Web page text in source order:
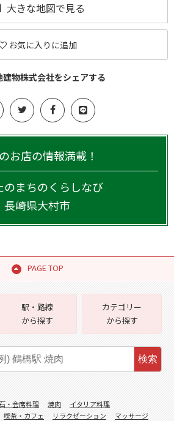
大きな地図で見る
お気に入りに追加
建物株式会社をシェアする
お店の情報満載！
のまちのくらしなび
長崎県大村市
PAGE TOP
駅・路線
から探す
カテゴリー
から探す
検索
・会席料理 焼肉
イタリア料理
喫茶・カフェ リラクゼーション
マッサージ